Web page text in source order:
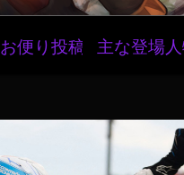
お便り投稿 主な登場